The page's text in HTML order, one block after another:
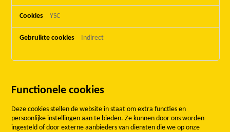
YSC
Indirect
Functionele cookies
Deze cookies stellen de website in staat om extra functies en
persoonlijke instellingen aan te bieden. Ze kunnen door ons worden
ingesteld of door externe aanbieders van diensten die we op onze